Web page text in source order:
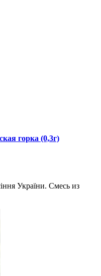
горка (0,3г)
України. Смесь из